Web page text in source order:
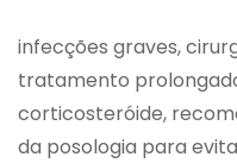
infecções graves,
tratamento
corticosteróide,
da posologia para